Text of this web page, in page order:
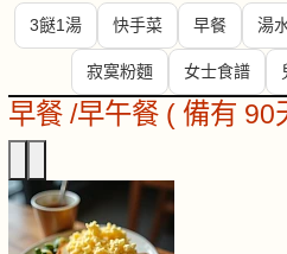
3餸1湯 快手菜 早餐 湯
寂寞粉麵 女士食譜
早餐 /早午餐 ( 備有 90